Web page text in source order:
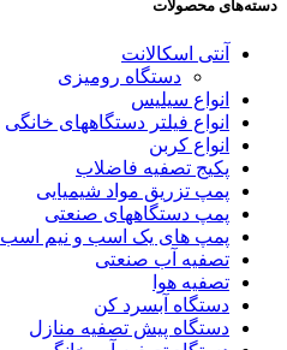
دسته‌های محصولات
آنتی اسکالانت
دستگاه رومیزی
انواع سیلیس
انواع فیلتر دستگاههای خانگی
انواع کربن
پکیج تصفیه فاضلاب
پمپ تزریق مواد شیمیایی
پمپ دستگاههای صنعتی
پمپ های یک اسب و نیم اسب
تصفیه آب صنعتی
تصفیه هوا
دستگاه آبسرد کن
دستگاه پیش تصفیه منازل